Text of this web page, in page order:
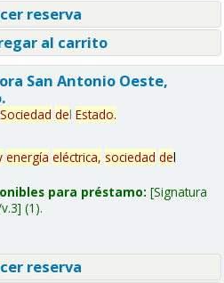
reserva
al carrito
San Antonio Oeste,
Sociedad del Estado.
energía eléctrica, sociedad del
para préstamo: Signatura
(1).
reserva